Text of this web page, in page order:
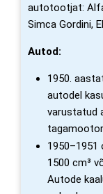
autotootjat:
Simca Gordini,
Autod:
1950.
autodel
varustatud
1500 cm³
Autode